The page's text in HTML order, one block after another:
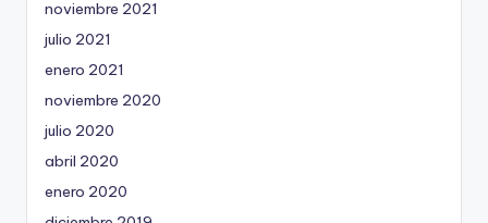
noviembre 2021
julio 2021
enero 2021
noviembre 2020
julio 2020
abril 2020
enero 2020